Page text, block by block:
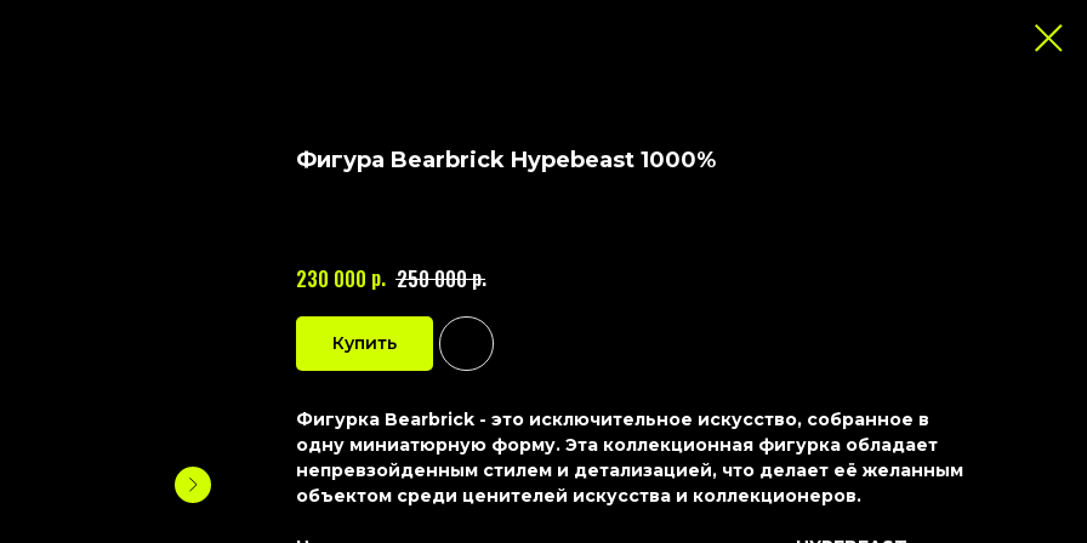
Фигура Bearbrick Hypebeast 1000%
230 000 р. 250 000р.
Купить
Фигурка Bearbrick - это исключительное искусство, собранное в
одну миниатюрную форму. Эта коллекционная фигурка обладает
непревзойденным стилем и детализацией, что делает её желанным
объектом среди ценителей искусства и коллекционеров.